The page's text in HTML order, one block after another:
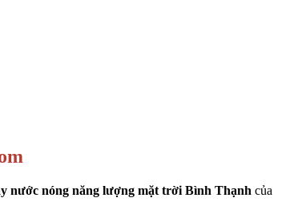
nước nóng năng lượng mặt trời Bình Thạnh của